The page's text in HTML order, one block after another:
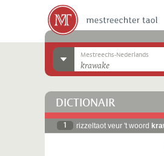
Mestreechs-Nederlands
DICTIONAIR
1 rizzeltaot veur 't woord